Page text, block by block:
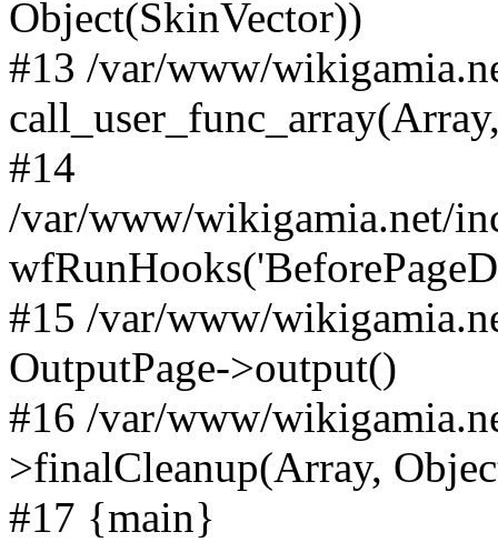
Object(SkinVector))
#13 /var/www/
#14
/var/www/wikigamia.net/
#15 /var/www/
OutputPage->output()
#16 /var/www/
>finalCleanup(Array,
#17 {main}